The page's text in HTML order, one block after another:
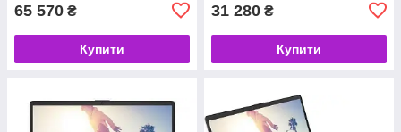
65 570 ₴
Купити
31 280 ₴
Купити